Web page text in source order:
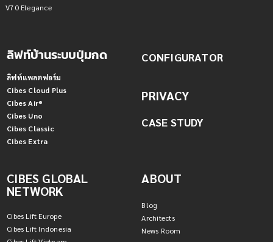
V70 Elegance
ลิฟท์บ้านระบบปุ่มกด
ลิฟท์แพลตฟอร์ม
Cibes Cloud Plus
Cibes Air®
Cibes Uno
Cibes Classic
Cibes Extra
CONFIGURATOR
PRIVACY
CASE STUDY
CIBES GLOBAL
NETWORK
Cibes Lift Europe
Cibes Lift Indonesia
ABOUT
Blog
Architects
News Room